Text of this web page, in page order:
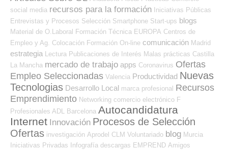
social media recursos para la formación Iniciativas Públicas
Entrevistas y Procesos Selección Smartphone Start-ups blogs
Material de O.Laboral Formación Técnica EUROPA Centros de
Empleo y Ag. Colocación Formación On-line comunicación Madrid
estrategia Lectura Publicaciones de Interés Malas prácticas Castilla
La Mancha mercado de trabajo apps Coronavirus Ofertas
Empleo Seleccionadas Valencia Productividad Nuevas
Tecnologias Desarrollo Local marca profesional Recursos
Emprendimiento Networking comercio electrónico F
Profesionales ADL
Barcelona Autocandidatura
Internet Innovación Procesos de Selección
Ofertas investigación Aprodel CLM Voluntariado blog Murcia
Iniciativas Privadas
Infografía descargas EMPREND Amigos